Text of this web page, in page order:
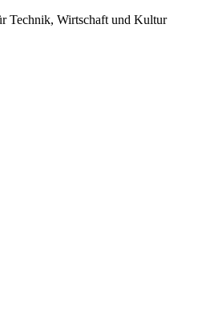
Technik, Wirtschaft und Kultur